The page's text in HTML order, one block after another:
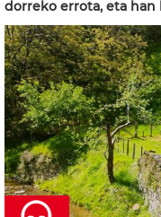
dorreko errota, eta